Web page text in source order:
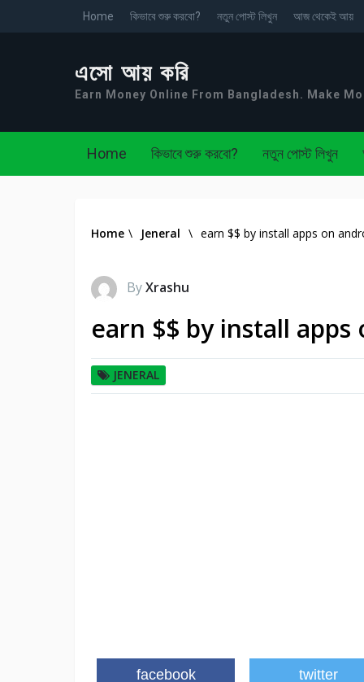
Home কিভাবে শুরু করবো? নতুন পোস্ট লিখুন আজ থেকেই আয়
এসো আয় করি
Earn Money Online From Bangladesh. Make
Home কিভাবে শুরু করবো? নতুন পোস্ট লিখুন
Home \ Jeneral \ earn $$ by install apps on
ByXrashu
earn $$ by install
JENERAL
facebook twitter